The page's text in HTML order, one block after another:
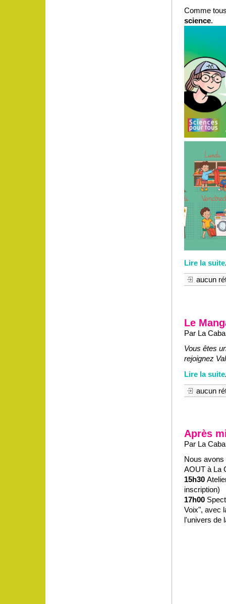
Comme
science.
Lire la suite
aucun
Le
Par La
Vous êtes
rejoignez
Lire la suite
aucun
Après
Par La
Nous avons
AOUT à La
15h30
inscription)
17h00
Voix", avec
l'univers de